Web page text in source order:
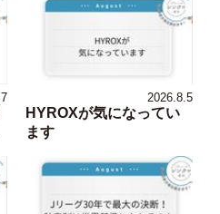
2026.8.5
HYROXが気になってい
ます